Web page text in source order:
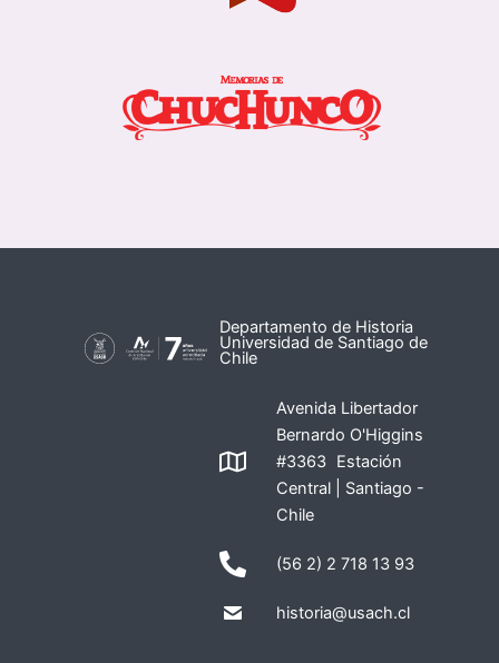
Departamento de Historia
Universidad de Santiago de
Chile
Avenida Libertador
Bernardo O'Higgins
#3363 Estación
Central | Santiago -
Chile
(56 2) 2 718 13 93
historia@usach.cl